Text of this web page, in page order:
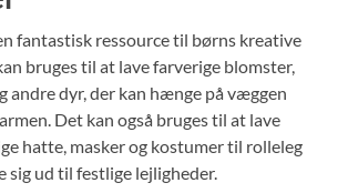
fantastisk ressource til børns kreative
bruges til at lave farverige blomster,
andre dyr, der kan hænge på væggen
Det kan også bruges til at lave
hatte, masker og kostumer til rolleleg
ud til festlige lejligheder.